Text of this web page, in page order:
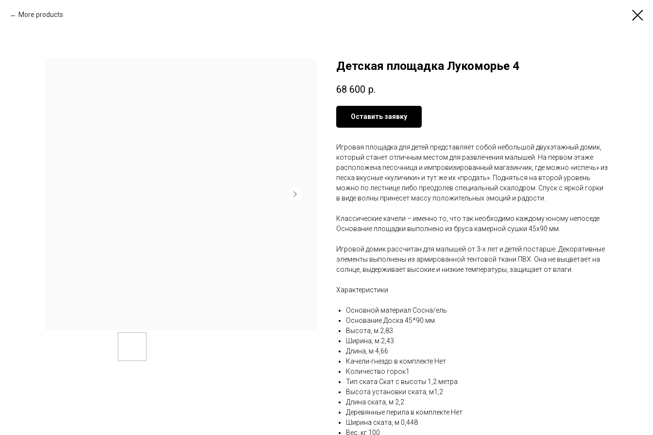
More products
Детская площадка Лукоморье 4
68 600 р.
Оставить заявку
Игровая площадка для детей представляет собой небольшой двухэтажный домик,
который станет отличным местом для развлечения малышей. На первом этаже
расположена песочница и импровизированный магазинчик, где можно «испечь» из
песка вкусные «куличики» и тут же их «продать». Подняться на второй уровень
можно по лестнице либо преодолев специальный скалодром. Спуск с яркой горки
в виде волны принесет массу положительных эмоций и радости.
Классические качели – именно то, что так необходимо каждому юному непоседе
Основание площадки выполнено из бруса камерной сушки 45х90 мм.
Игровой домик рассчитан для малышей от 3-х лет и детей постарше. Декоративные
элементы выполнены из армированной тентовой ткани ПВХ. Она не выцветает на
солнце, выдерживает высокие и низкие температуры, защищает от влаги.
Характеристики
Основной материал Сосна/ель
Основание Доска 45*90 мм
Высота, м 2,83
Ширина, м 2,43
Длина, м 4,66
Качели-гнездо в комплекте Нет
Количество горок1
Тип ската Скат с высоты 1,2 метра
Высота установки ската, м1,2
Длина ската, м 2,2
Деревянные перила в комплекте Нет
Ширина ската, м 0,448
Вес, кг 100